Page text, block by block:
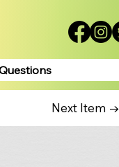
Next Item →